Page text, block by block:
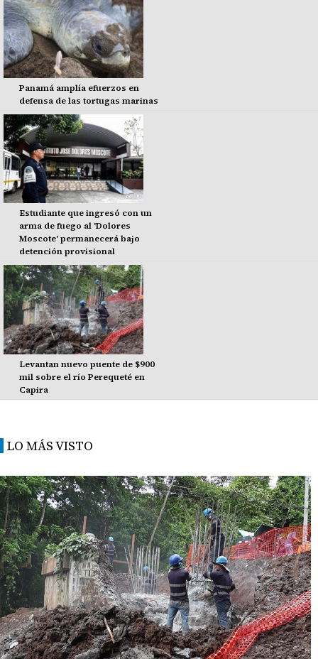
Panamá amplía efuerzos en
defensa de las tortugas marinas
Estudiante que ingresó con un
arma de fuego al 'Dolores
Moscote' permanecerá bajo
detención provisional
Levantan nuevo puente de $900
mil sobre el río Perequeté en
Capira
LO MÁS VISTO